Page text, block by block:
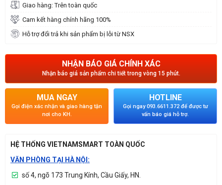
Giao hàng: Trên toàn quốc
Cam kết hàng chính hãng 100%
Hỗ trợ đổi trả khi sản phẩm bị lỗi từ NSX
NHẬN BÁO GIÁ CHÍNH XÁC
Nhận báo giá sản phẩm chi tiết trong vòng 15 phút.
MUA NGAY
Gọi điện xác nhận và giao hàng tận
nơi cho KH.
HOTLINE
Gọi ngay 093.6611.372 để được tư
vấn báo giá hỗ trợ.
HỆ THỐNG VIETNAMSMART TOÀN QUỐC
VĂN PHÒNG TẠI HÀ NỘI:
số 4, ngõ 173 Trung Kính, Cầu Giấy, HN.